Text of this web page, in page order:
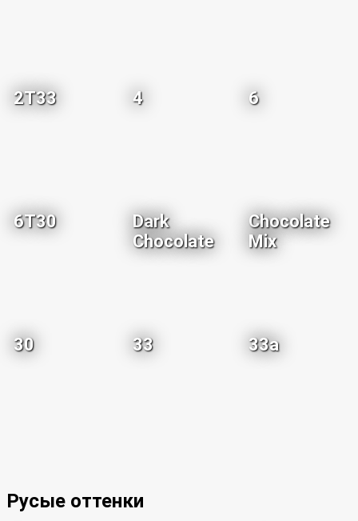
2T33 4 6
6T30
Dark
Chocolate
Chocolate
Mix
30 33 33a
Русые оттенки